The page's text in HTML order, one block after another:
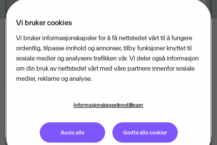
31. oktober arrangeres Operasjon Dagsverk (OD) -
Norges største solidaritetsaksjon av, med og for
Vi bruker cookies
Vi bruker informasjonskapsler for å få nettstedet vårt til å fungere
ordentlig, tilpasse innhold og annonser, tilby funksjoner knyttet til
sosiale medier og analysere trafikken vår. Vi deler også informasjon
om din bruk av nettstedet vårt med våre partnere innenfor sosiale
medier, reklame og analyse.
Informasjonskapselinnstillinger
Avvis alle Godta alle cookier